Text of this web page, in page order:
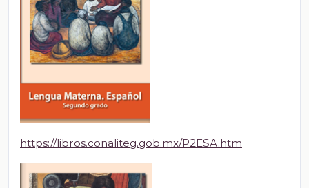
https://libros.conaliteg.gob.mx/P2ESA.htm